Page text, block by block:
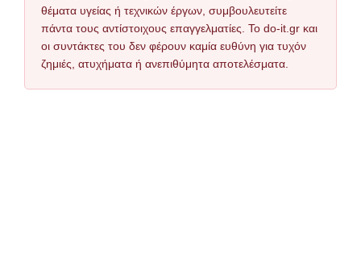
θέματα υγείας ή τεχνικών έργων, συμβουλευτείτε
πάντα τους αντίστοιχους επαγγελματίες. Το do-it.gr και
οι συντάκτες του δεν φέρουν καμία ευθύνη για τυχόν
ζημιές, ατυχήματα ή ανεπιθύμητα αποτελέσματα.